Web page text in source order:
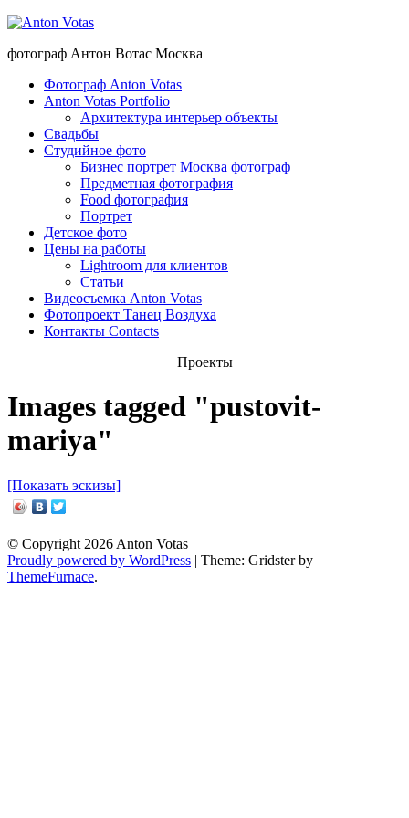
фотограф Антон Вотас Москва
Фотограф Anton Votas
Anton Votas Portfolio
Архитектура интерьер объекты
Свадьбы
Студийное фото
Бизнес портрет Москва фотограф
Предметная фотография
Food фотография
Портрет
Детское фото
Цены на работы
Lightroom для клиентов
Статьи
Видеосъемка Anton Votas
Фотопроект Танец Воздуха
Контакты Contacts
Проекты
Images tagged "pustovit-
mariya"
[Показать эскизы]
navigation
© Copyright 2026 Anton Votas
Proudly powered by WordPress | Theme: Gridster by
ThemeFurnace.